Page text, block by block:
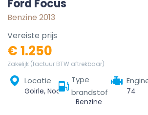
Ford Focus
Benzine 2013
Vereiste prijs
€ 1.250
Zakelijk (factuur BTW aftrekbaar)
Locatie
Goirle, Noord-Brabant, Nederland
Type
brandstof
Benzine
74